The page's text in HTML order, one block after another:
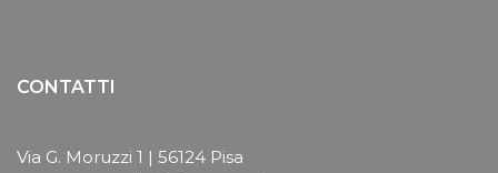
CONTATTI
Via G. Moruzzi 1 | 56124 Pisa